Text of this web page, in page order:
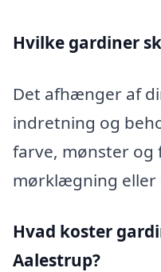
Hvilke gardiner
Det afhænger af
indretning og
farve, mønster og
mørklægning eller
Hvad koster
Aalestrup?